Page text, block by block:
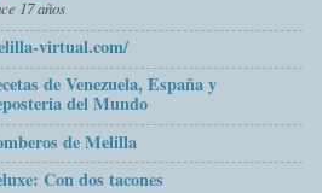
17 años
virtual.com/
de Venezuela, España y
del Mundo
de Melilla
Con dos tacones